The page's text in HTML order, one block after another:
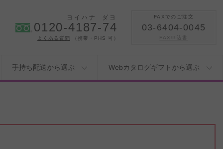
ヨイハナ ダヨ
0120-4187-74
よくある質問 （携帯・PHS 可）
FAXでのご注文
03-6404-0045
FAX申込書
手持ち配送から選ぶ Webカタログギフトから選ぶ